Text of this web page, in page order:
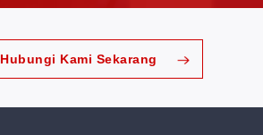
Hubungi Kami Sekarang